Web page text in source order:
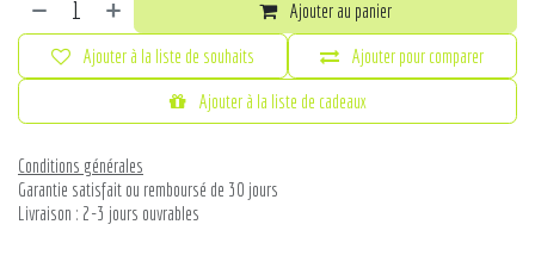
Ajouter au panier
Ajouter pour comparer
Ajouter à la liste de cadeaux
Ajouter à la liste de souhaits
Conditions générales
Garantie satisfait ou remboursé de 30 jours
Livraison : 2-3 jours ouvrables